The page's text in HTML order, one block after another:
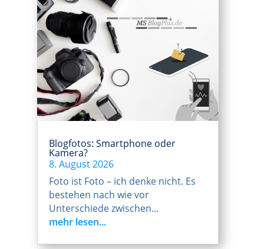
Blogfotos: Smartphone oder
Kamera?
8. August 2026
Foto ist Foto – ich denke nicht. Es
bestehen nach wie vor
Unterschiede zwischen...
mehr lesen...